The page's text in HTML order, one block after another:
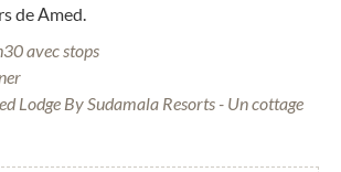
de Amed.
avec stops
Lodge By Sudamala Resorts - Un cottage